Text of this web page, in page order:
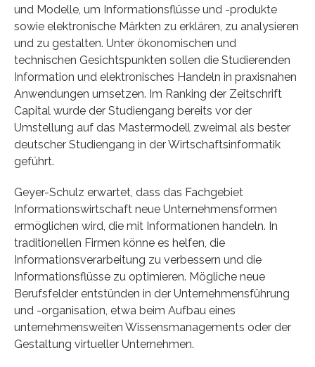
und Modelle, um Informationsflüsse und -produkte
sowie elektronische Märkten zu erklären, zu analysieren
und zu gestalten. Unter ökonomischen und
technischen Gesichtspunkten sollen die Studierenden
Information und elektronisches Handeln in praxisnahen
Anwendungen umsetzen. Im Ranking der Zeitschrift
Capital wurde der Studiengang bereits vor der
Umstellung auf das Mastermodell zweimal als bester
deutscher Studiengang in der Wirtschaftsinformatik
geführt.
Geyer-Schulz erwartet, dass das Fachgebiet
Informationswirtschaft neue Unternehmensformen
ermöglichen wird, die mit Informationen handeln. In
traditionellen Firmen könne es helfen, die
Informationsverarbeitung zu verbessern und die
Informationsflüsse zu optimieren. Mögliche neue
Berufsfelder entstünden in der Unternehmensführung
und -organisation, etwa beim Aufbau eines
unternehmensweiten Wissensmanagements oder der
Gestaltung virtueller Unternehmen.